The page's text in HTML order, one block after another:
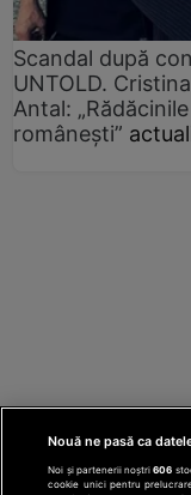
Scandal după
UNTOLD.
Antal:
românești”
Nouă ne pasă ca
Noi și partenerii noștri606
cookie unici pentru